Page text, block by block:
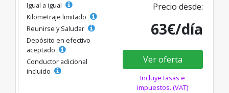
Igual a igual
Kilometraje limitado
Reunirse y Saludar
Depósito en efectivo
aceptado
Conductor adicional
incluido
Precio desde:
63€/día
Ver oferta
Incluye tasas e
impuestos. (VAT)